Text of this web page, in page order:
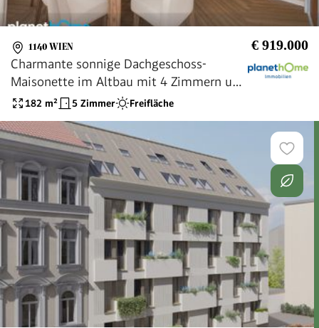
1140 WIEN € 919.000
Charmante sonnige Dachgeschoss-
Maisonette im Altbau mit 4 Zimmern und
Terrasse
182 m² 5 Zimmer Freifläche